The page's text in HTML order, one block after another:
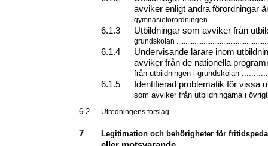
avviker enligt andra förordningar
gymnasieförordningen
6.1.3 Utbildningar som avviker från
grundskolan
6.1.4
Undervisande lärare inom
avviker från de nationella
från utbildningen i grundskolan
6.1.5 Identifierad problematik för vissa
som avviker från utbildningarna i
6.2
Utredningens
7 Legitimation och behörigheter för